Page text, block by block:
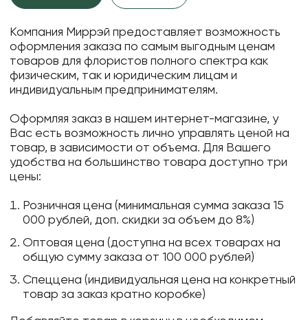
Компания Миррэй предоставляет возможность
оформления заказа по самым выгодным ценам
товаров для флористов полного спектра как
физическим, так и юридическим лицам и
индивидуальным предпринимателям.
Оформляя заказ в нашем интернет-магазине, у
Вас есть возможность лично управлять ценой на
товар, в зависимости от объема. Для Вашего
удобства на большинство товара доступно три
цены:
Розничная цена (минимальная сумма заказа 15
000 рублей, доп. скидки за объем до 8%)
Оптовая цена (доступна на всех товарах на
общую сумму заказа от 100 000 рублей)
Спеццена (индивидуальная цена на конкретный
товар за заказ кратно коробке)